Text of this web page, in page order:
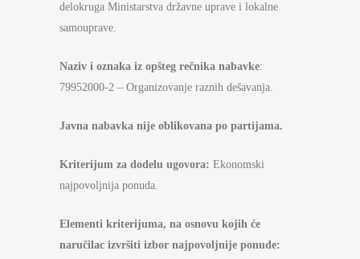
delokruga Ministarstva državne uprave i lokalne
samouprave.
Naziv i oznaka iz opšteg rečnika nabavke:
79952000-2 – Organizovanje raznih dešavanja.
Javna nabavka nije oblikovana po partijama.
Kriterijum za dodelu ugovora: Ekonomski
najpovoljnija ponuda.
Elementi kriterijuma, na osnovu kojih će
naručilac izvršiti izbor najpovoljnije ponude: